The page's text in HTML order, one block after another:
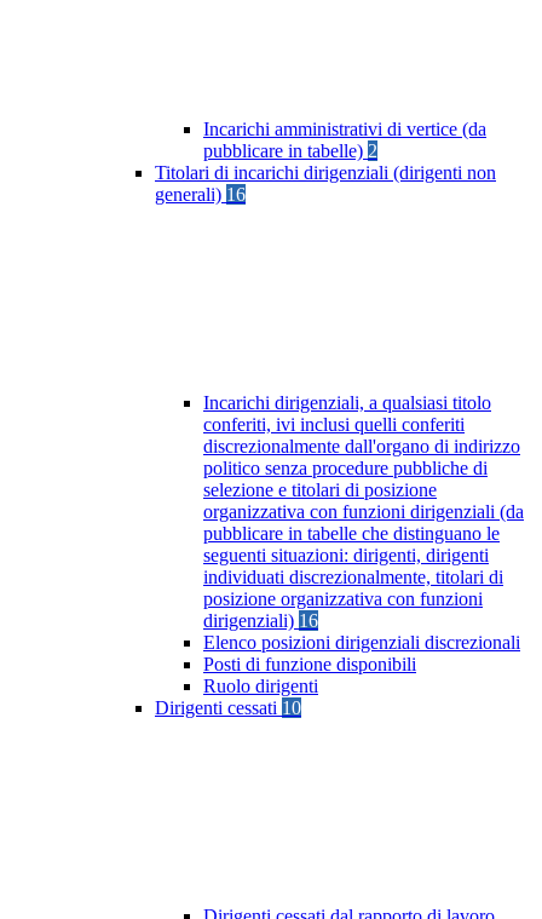
Incarichi amministrativi di vertice (da
pubblicare in tabelle) 2
Titolari di incarichi dirigenziali (dirigenti non
generali) 16
Incarichi dirigenziali, a qualsiasi titolo
conferiti, ivi inclusi quelli conferiti
discrezionalmente dall'organo di indirizzo
politico senza procedure pubbliche di
selezione e titolari di posizione
organizzativa con funzioni dirigenziali (da
pubblicare in tabelle che distinguano le
seguenti situazioni: dirigenti, dirigenti
individuati discrezionalmente, titolari di
posizione organizzativa con funzioni
dirigenziali) 16
Elenco posizioni dirigenziali discrezionali
Posti di funzione disponibili
Ruolo dirigenti
Dirigenti cessati 10